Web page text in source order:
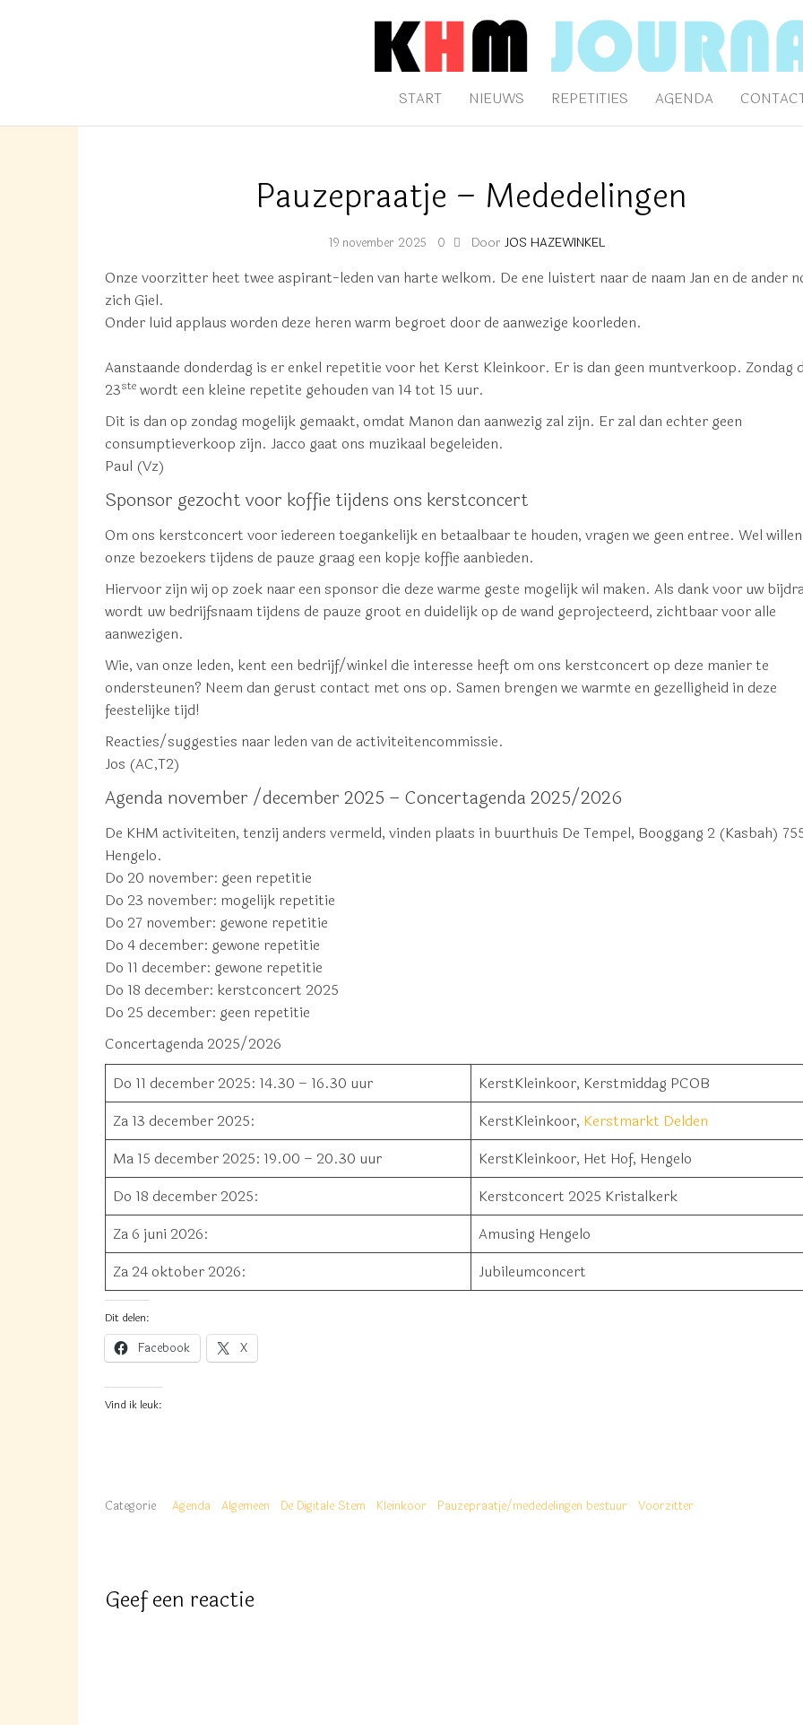
KHM JOURNAAL
Nieuwsberichten van het Koninklijk Hengelo's Mannenkoor
START NIEUWS REPETITIES AGENDA
Pauzepraatje – Mededelingen
19 november 2025 0 Door JOS HAZEWINKEL
Onze voorzitter heet twee aspirant-leden van harte welkom. De ene luistert naar de naam Jan en de ander
zich Giel.
Onder luid applaus worden deze heren warm begroet door de aanwezige koorleden.
Aanstaande donderdag is er enkel repetitie voor het Kerst Kleinkoor. Er is dan geen muntverkoop. Zondag
23ste wordt een kleine repetite gehouden van 14 tot 15 uur.
Dit is dan op zondag mogelijk gemaakt, omdat Manon dan aanwezig zal zijn. Er zal dan echter geen
consumptieverkoop zijn. Jacco gaat ons muzikaal begeleiden.
Paul (Vz)
Sponsor gezocht voor koffie tijdens ons kerstconcert
Om ons kerstconcert voor iedereen toegankelijk en betaalbaar te houden, vragen we geen entree. Wel
onze bezoekers tijdens de pauze graag een kopje koffie aanbieden.
Hiervoor zijn wij op zoek naar een sponsor die deze warme geste mogelijk wil maken. Als dank voor uw
wordt uw bedrijfsnaam tijdens de pauze groot en duidelijk op de wand geprojecteerd, zichtbaar voor alle
aanwezigen.
Wie, van onze leden, kent een bedrijf/winkel die interesse heeft om ons kerstconcert op deze manier te
ondersteunen? Neem dan gerust contact met ons op. Samen brengen we warmte en gezelligheid in deze
feestelijke tijd!
Reacties/suggesties naar leden van de activiteitencommissie.
Jos (AC,T2)
Agenda november /december 2025 – Concertagenda 2025/2026
De KHM activiteiten, tenzij anders vermeld, vinden plaats in buurthuis De Tempel, Booggang 2 (Kasbah)
Hengelo.
Do 20 november: geen repetitie
Do 23 november: mogelijk repetitie
Do 27 november: gewone repetitie
Do 4 december: gewone repetitie
Do 11 december: gewone repetitie
Do 18 december: kerstconcert 2025
Do 25 december: geen repetitie
Concertagenda 2025/2026
Do 11 december 2025: 14.30 – 16.30 uur
KerstKleinkoor, Kerstmiddag PCOB
Za 13 december 2025:
KerstKleinkoor, Kerstmarkt Delden
Ma 15 december 2025: 19.00 – 20.30 uur
KerstKleinkoor, Het Hof, Hengelo
Do 18 december 2025:
Kerstconcert 2025 Kristalkerk
Za 6 juni 2026:
Amusing Hengelo
Za 24 oktober 2026: Jubileumconcert
Dit delen:
Facebook X
Vind ik leuk:
Categorie Agenda Algemeen De Digitale Stem Kleinkoor Pauzepraatje/mededelingen bestuur Voorzitter
Geef een reactie